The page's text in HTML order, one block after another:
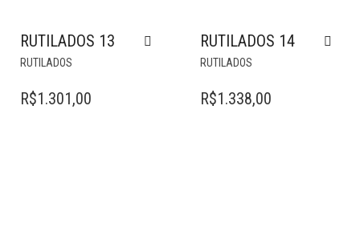
RUTILADOS 13
RUTILADOS
R$1.301,00
RUTILADOS 14
RUTILADOS
R$1.338,00